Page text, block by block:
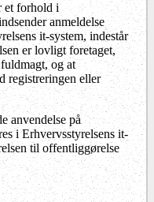
et forhold i
anmeldelse
it-system, indestår
er lovligt foretaget,
og at
registreringen eller
anvendelse på
i Erhvervsstyrelsens it-
til offentliggørelse